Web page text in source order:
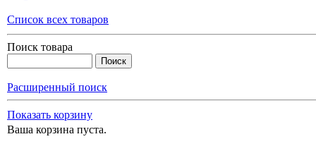
Список всех товаров
Поиск товара
Расширенный поиск
Показать корзину
Ваша корзина пуста.